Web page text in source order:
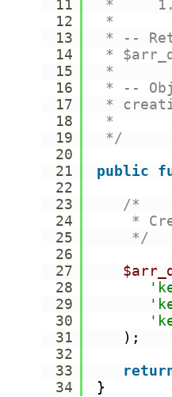
11
12
13
14
15
16
17
18
19
20
21
22
23
24
25
26
27
28
29
30
31
32
33
34
*
*
* --
*
*
* --
*
*
*/
public
/*
*
*/
);
}